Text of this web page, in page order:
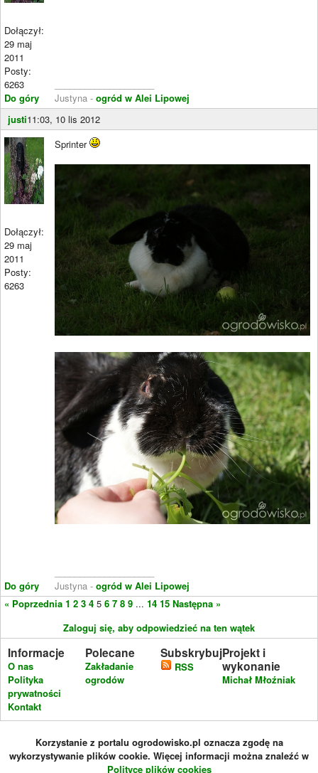
Dołączył:
29 maj
2011
Posty:
6263
Do góry
Justyna - ogród w Alei Lipowej
justi11:03, 10 lis 2012
Dołączył:
29 maj
2011
Posty:
6263
Do góry
Sprinter
Justyna - ogród w Alei Lipowej
« Poprzednia 1 2 3 4 5 6 7 8 9 ... 14 15 Następna »
Zaloguj się, aby odpowiedzieć na ten wątek
Informacje
O nas
Polityka
prywatności
Kontakt
Polecane
Zakładanie
ogrodów
Subskrybuj
RSS
Projekt i
wykonanie
Michał Młoźniak
Korzystanie z portalu ogrodowisko.pl oznacza zgodę na
wykorzystywanie plików cookie. Więcej informacji można znaleźć w
Polityce plików cookies